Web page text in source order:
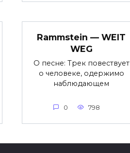
Rammstein — WEIT
WEG
О песне: Трек повествует
о человеке, одержимо
наблюдающем
0 798